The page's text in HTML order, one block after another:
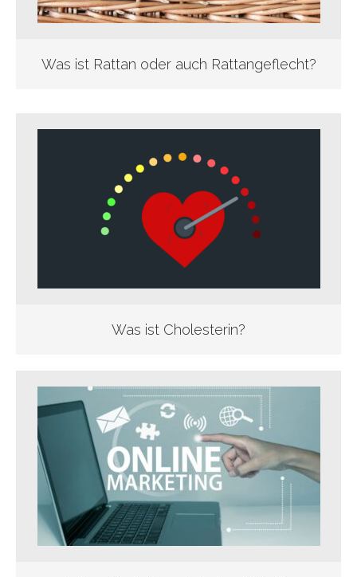
Was ist Rattan oder auch Rattangeflecht?
Was ist Cholesterin?